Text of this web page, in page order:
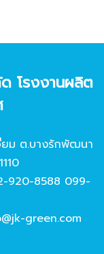
โรงงานผลิต
ยม ต.บางรักพัฒนา
920-8588 099-
green.com